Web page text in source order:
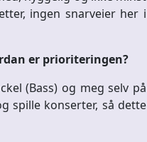
ingen snarveier her i
er prioriteringen?
(Bass) og meg selv på
spille konserter, så dette